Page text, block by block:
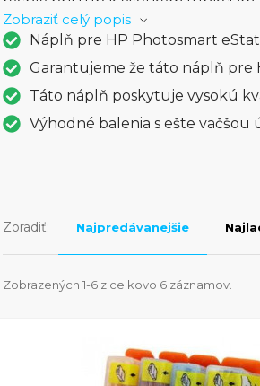
bezdrôtové tlačenie zo
eStation je možnosť tlače priamo z
Dropbox. Tlačiareň je tiež
skenovanie a kopírovanie
obrázkov v profesionálnej kvalite
ktorí hľadajú kombináciu
Zobraziť celý popis
Náplň pre HP Photosmart
Garantujeme že táto náplň pre
Táto náplň poskytuje vysokú
Výhodné balenia s ešte väčšou
Zoradiť: Najpredávanejšie
Zobrazených 1-6 z celkovo 6 záznamov.